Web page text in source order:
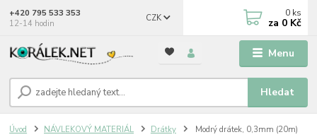
Menu
CZK
Hledat
+420 795 533 353
12-14 hodin
0 ks
za 0 Kč
Úvod NÁVLEKOVÝ MATERIÁL Drátky Modrý drátek, 0,3mm (20m)